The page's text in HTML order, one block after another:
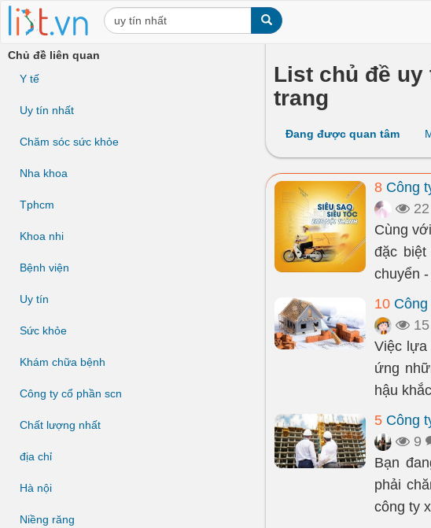
Chủ đề liên quan
Y tế
Uy tín nhất
Chăm sóc sức khỏe
Nha khoa
Tphcm
Khoa nhi
Bệnh viện
Uy tín
Sức khỏe
Khám chữa bệnh
Công ty cổ phần scn
Chất lượng nhất
địa chỉ
Hà nội
Niềng răng
List chủ đề uy
trang
Đang được quan tâm
8 Công
22
Cùng
đặc
chuyển
10
15
Việc lựa
ứng
hậu
5 Công
9
Bạn
phải
công ty